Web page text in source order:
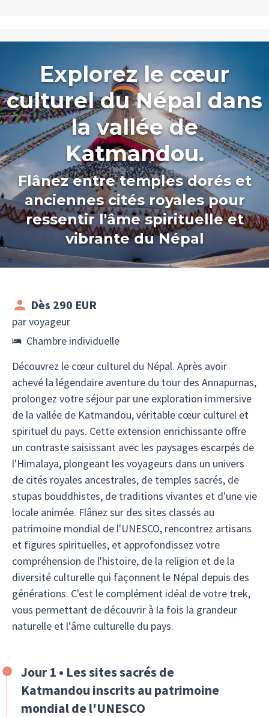
Explorez le cœur
culturel du Népal dans
la vallée de
Katmandou.
Flânez entre temples dorés et
anciennes cités royales pour
ressentir l'âme spirituelle et
vibrante du Népal
Dès 290 EUR
par voyageur
Chambre individuelle
Découvrez le cœur culturel du Népal. Après avoir
achevé la légendaire aventure du tour des Annapurnas,
prolongez votre séjour par une exploration immersive
de la vallée de Katmandou, véritable cœur culturel et
spirituel du pays. Cette extension enrichissante offre
un contraste saisissant avec les paysages escarpés de
l'Himalaya, plongeant les voyageurs dans un univers
de cités royales ancestrales, de temples sacrés, de
stupas bouddhistes, de traditions vivantes et d'une vie
locale animée. Flânez sur des sites classés au
patrimoine mondial de l'UNESCO, rencontrez artisans
et figures spirituelles, et approfondissez votre
compréhension de l'histoire, de la religion et de la
diversité culturelle qui façonnent le Népal depuis des
générations. C'est le complément idéal de votre trek,
vous permettant de découvrir à la fois la grandeur
naturelle et l'âme culturelle du pays.
Jour 1 • Les sites sacrés de
Katmandou inscrits au patrimoine
mondial de l'UNESCO